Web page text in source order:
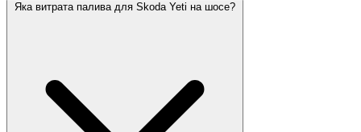
Яка витрата палива для Skoda Yeti на шосе?